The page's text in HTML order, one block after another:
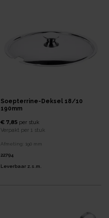
Soepterrine-Deksel 18/10
190mm
€ 7,85 per stuk
Verpakt per 1 stuk
Afmeting: 190 mm
22794
Leverbaar z.s.m.